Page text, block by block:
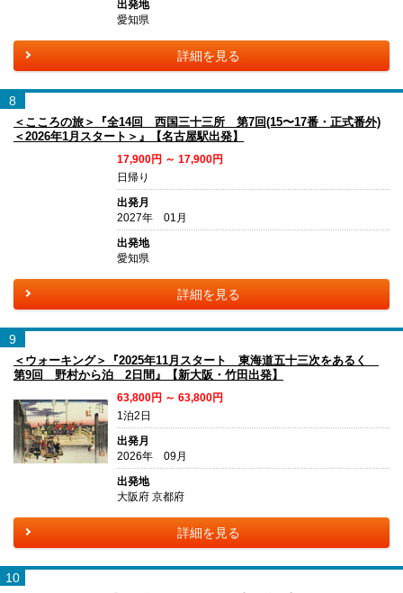
出発地
愛知県
詳細を見る
8
＜こころの旅＞『全14回 西国三十三所 第7回(15〜17番・正式番外)
＜2026年1月スタート＞』【名古屋駅出発】
17,900円 ～ 17,900円
日帰り
出発月
2027年 01月
出発地
愛知県
詳細を見る
9
＜ウォーキング＞『2025年11月スタート 東海道五十三次をあるく
第9回 野村から泊 2日間』【新大阪・竹田出発】
63,800円 ～ 63,800円
1泊2日
出発月
2026年 09月
出発地
大阪府 京都府
詳細を見る
10